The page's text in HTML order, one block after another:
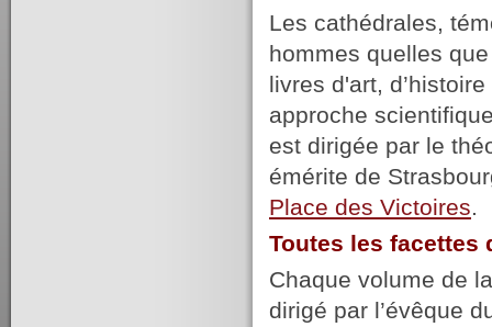
Les cathédrales,
hommes quelles
livres d'art,
approche
est dirigée par le
émérite de
Place des Victoires.
Toutes les facettes
Chaque volume de
dirigé par l’évêque